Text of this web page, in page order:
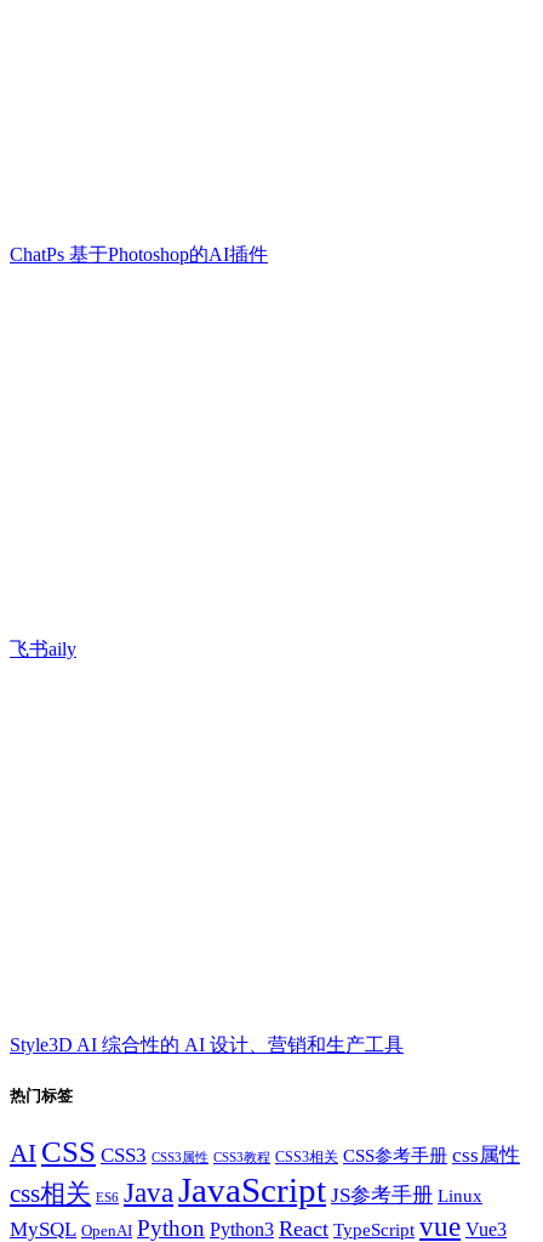
ChatPs 基于Photoshop的AI插件
飞书aily
Style3D AI 综合性的 AI 设计、营销和生产工具
热门标签
AI CSS CSS3 CSS3属性 CSS3教程 CSS3相关 CSS参考手册 css属性
css相关 ES6 JavaJavaScript JS参考手册 Linux
MySQL OpenAI Python Python3 React TypeScript vue Vue3